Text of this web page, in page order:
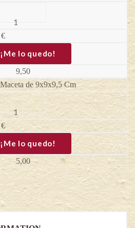
Hanover
quantity
€
¡Me lo quedo!
9,50
de 9x9x9,5 Cm
Hanover
quantity
€
¡Me lo quedo!
5,00